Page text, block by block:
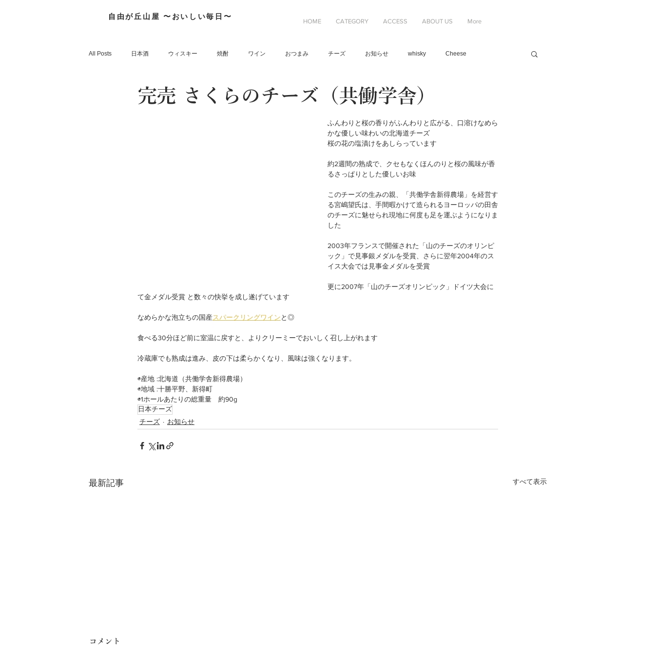
自由が丘山屋 〜おいしい毎日〜
HOME CATEGORY ACCESS ABOUT US More
All Posts 日本酒 ウィスキー 焼酎 ワイン おつまみ チーズ お知らせ whisky Cheese
FrenchWhisky そのほか
完売 さくらのチーズ（共働学舎）
ふんわりと桜の香りがふんわりと広がる、口溶けなめら
かな優しい味わいの北海道チーズ
桜の花の塩漬けをあしらっています
約2週間の熟成で、クセもなくほんのりと桜の風味が香
るさっぱりとした優しいお味
このチーズの生みの親、「共働学舎新得農場」を経営す
る宮嶋望氏は、手間暇かけて造られるヨーロッパの田舎
のチーズに魅せられ現地に何度も足を運ぶようになりま
した
2003年フランスで開催された「山のチーズのオリンピ
ック」で見事銀メダルを受賞、さらに翌年2004年のス
イス大会では見事金メダルを受賞
更に2007年「山のチーズオリンピック」ドイツ大会に
て金メダル受賞 と数々の快挙を成し遂げています
なめらかな泡立ちの国産スパークリングワインと◎
食べる30分ほど前に室温に戻すと、よりクリーミーでおいしく召し上がれます
冷蔵庫でも熟成は進み、皮の下は柔らかくなり、風味は強くなります。
◉産地 :北海道（共働学舎新得農場）
◉地域 :十勝平野、新得町
◉1ホールあたりの総重量　約90g
日本チーズ
チーズ お知らせ
最新記事 すべて表示
コメント